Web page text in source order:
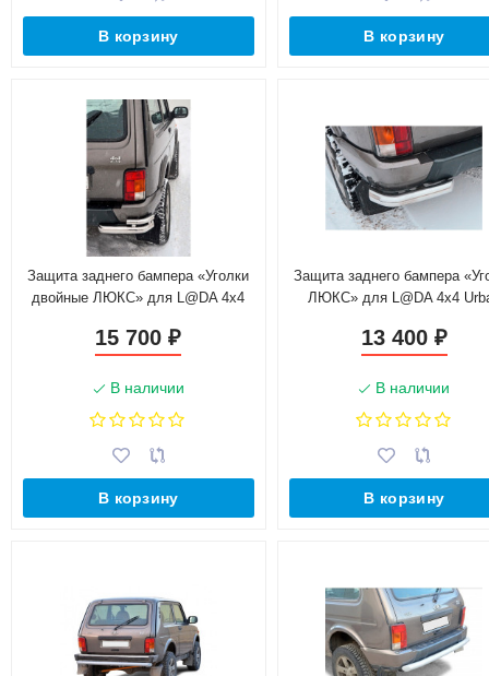
В корзину В корзину
Защита заднего бампера «Уголки
двойные ЛЮКС» для L@DA 4x4
15 700₽
В наличии
В корзину
Защита заднего бампера
ЛЮКС» для L@DA 4x4
13 400 ₽
В наличии
В корзину